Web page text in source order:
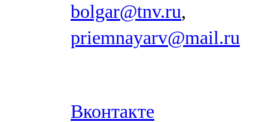
bolgar@tnv.ru,
priemnayarv@mail.ru
Вконтакте